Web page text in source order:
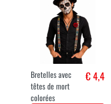
Bretelles avec
têtes de mort
colorées
€ 4,4